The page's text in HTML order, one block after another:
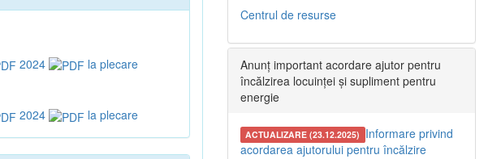
2024
la plecare
2024 la plecare
Centrul de resurse
Anunț important acordare ajutor pentru
încălzirea locuinței și supliment pentru
energie
ACTUALIZARE (23.12.2025) Informare privind
acordarea ajutorului pentru încălzire